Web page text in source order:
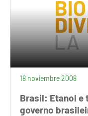
18 noviembre 2008
Brasil: Etanol e
governo